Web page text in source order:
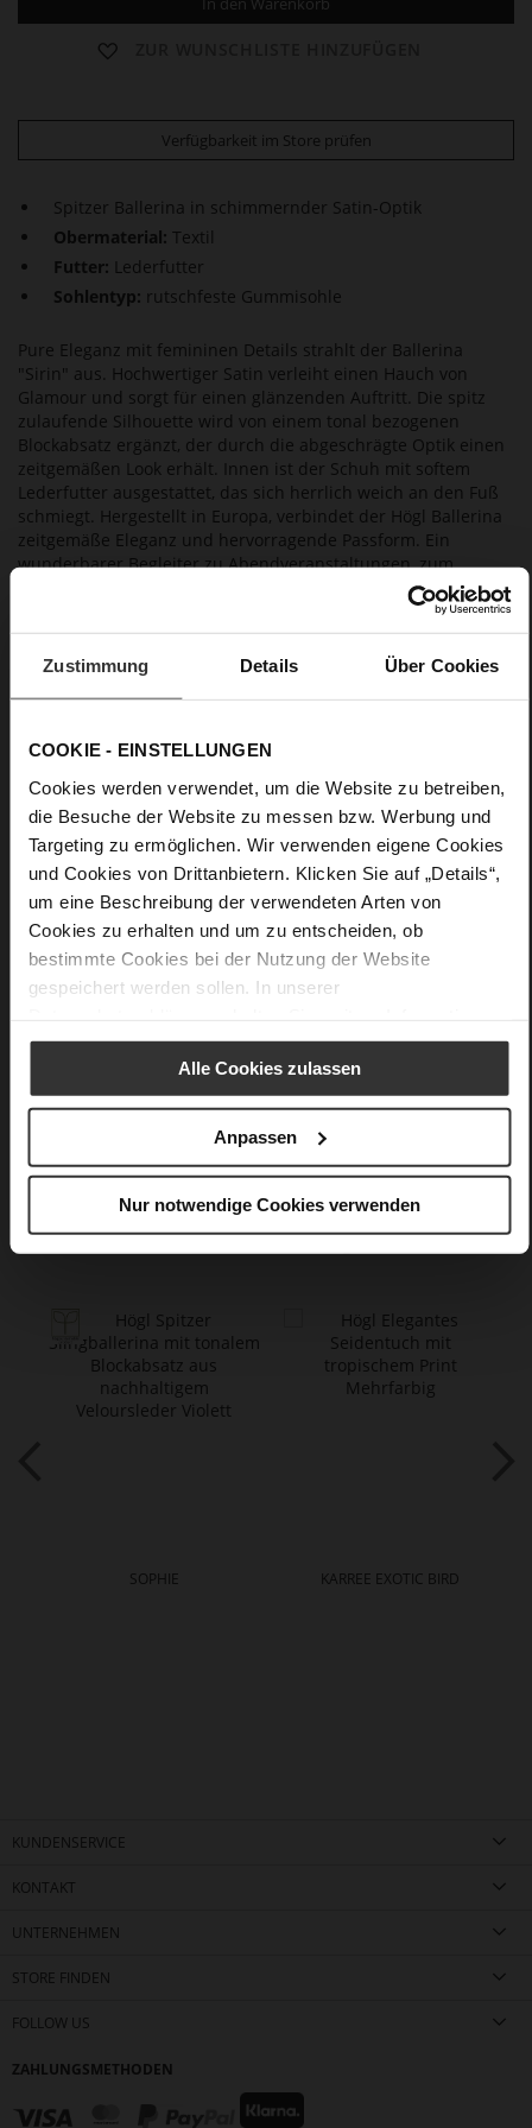
Zustimmung Details Über Cookies
COOKIE - EINSTELLUNGEN
Cookies werden verwendet, um die Website zu betreiben,
die Besuche der Website zu messen bzw. Werbung und
Targeting zu ermöglichen. Wir verwenden eigene Cookies
und Cookies von Drittanbietern. Klicken Sie auf „Details“,
um eine Beschreibung der verwendeten Arten von
Cookies zu erhalten und um zu entscheiden, ob
bestimmte Cookies bei der Nutzung der Website
gespeichert werden sollen. In unserer
Alle Cookies zulassen
Anpassen
Nur notwendige Cookies verwenden
Verfügbarkeit im Store prüfen
Spitzer Ballerina in schimmernder Satin-Optik
Obermaterial: Textil
Futter: Lederfutter
Sohlentyp: rutschfeste Gummisohle
Pure Eleganz mit femininen Details strahlt der Ballerina
"Sirin" aus. Hochwertiger Satin verleiht einen Hauch von
Glamour und sorgt für einen glänzenden Auftritt. Die spitz
zulaufende Silhouette wird von einem tonal bezogenen
Blockabsatz ergänzt, der durch die abgeschrägte Optik einen
zeitgemäßen Look erhält. Innen ist der Schuh mit softem
Lederfutter ausgestattet, das sich herrlich weich an den Fuß
schmiegt. Hergestellt in Europa, verbindet der Högl Ballerina
zeitgemäße Eleganz und hervorragende Passform. Ein
wunderbarer Begleiter zu Abendveranstaltungen, zum
Sommerfest oder auch zum Outfit als Hochzeitsgast – auch in
Kombination mit unserer Clutch "Vivienne" und dem Blazer
"Ayda".
Details
Informationen
Lederfutter
F 1/2
Made in Europe
Fest eingearbeitete Einlegesohle aus Leder,
Made in Europe
Kein Verschluss
Nein
18
textiles Material in Seidenoptik
Das könnte Ihnen auch gefallen
SOPHIE KARREE EXOTIC BIRD
KUNDENSERVICE
KONTAKT
UNTERNEHMEN
STORE FINDEN
FOLLOW US
ZAHLUNGSMETHODEN